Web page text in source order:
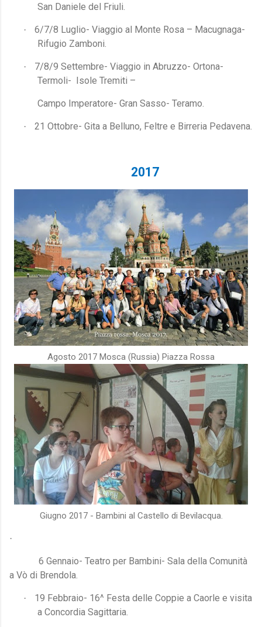
San Daniele del Friuli.
·
6/7/8 Luglio- Viaggio al Monte Rosa – Macugnaga-
Rifugio Zamboni.
·
7/8/9 Settembre- Viaggio in Abruzzo- Ortona-
Termoli- Isole Tremiti –
Campo Imperatore- Gran Sasso- Teramo.
· 21 Ottobre- Gita a Belluno, Feltre e Birreria Pedavena.
2017
Agosto 2017 Mosca (Russia) Piazza Rossa
Giugno 2017 - Bambini al Castello di Bevilacqua.
·
6 Gennaio- Teatro per Bambini- Sala della Comunità
a Vò di Brendola.
·
19 Febbraio- 16^ Festa delle Coppie a Caorle e visita
a Concordia Sagittaria.